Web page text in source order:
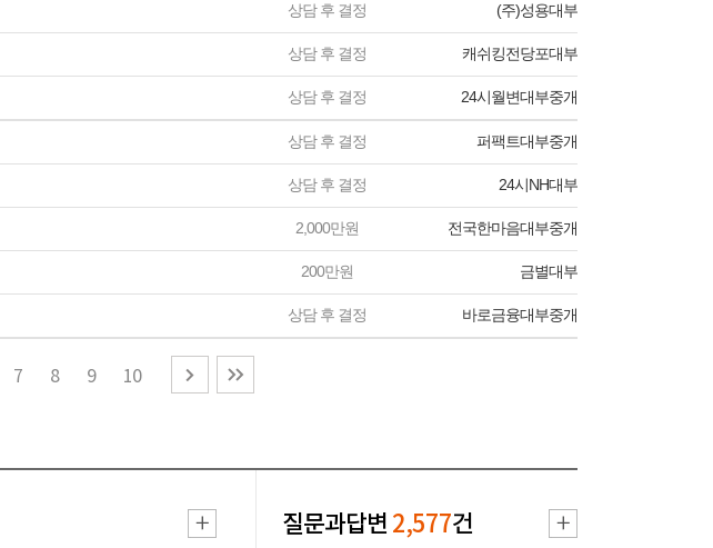
상담 후 결정 (주)성용대부
상담 후 결정 캐쉬킹전당포대부
상담 후 결정 24시월변대부중개
상담 후 결정 퍼팩트대부중개
상담 후 결정 24시NH대부
2,000만원 전국한마음대부중개
200만원 금별대부
상담 후 결정 바로금융대부중개
7 8 9 10
질문과답변 2,577건